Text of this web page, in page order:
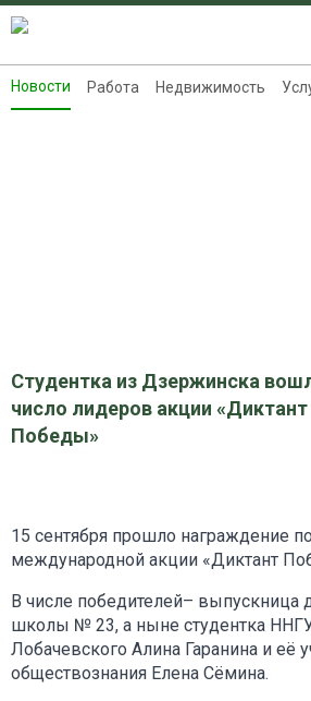
Новости
Новости Работа Недвижимость
Студентка из Дзержинска
число лидеров акции «Диктант
Победы»
15 сентября прошло награждение
международной акции «Диктант
В числе победителей– выпускница
школы № 23, а ныне студентка
Лобачевского Алина Гаранина и её
обществознания Елена Сёмина.